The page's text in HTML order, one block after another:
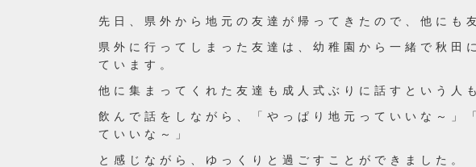
先日、県外から地元の友達が帰ってきたので、他にも
県外に行ってしまった友達は、幼稚園から一緒で秋田
ています。
他に集まってくれた友達も成人式ぶりに話すという人
飲んで話をしながら、「やっぱり地元っていいな～」
ていいな～」
と感じながら、ゆっくりと過ごすことができました。